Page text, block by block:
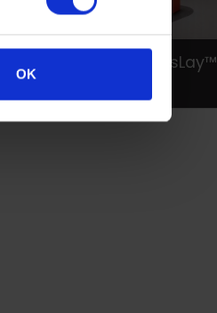
OK
Altro XpressLay™